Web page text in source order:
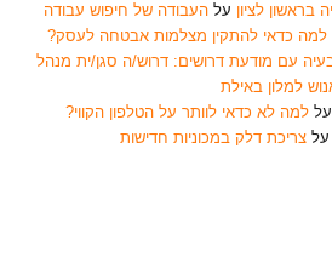
בראשון לציון עלהעבודה של חיפוש עבודה
למה כדאי להתקין מצלמות אבטחה לעסק?
עם מודעת דרושים: דרוש/ה סגן/ית מנהל
למלון באילת
עללמה לא כדאי לוותר על הטלפון הקווי?
עלצריכת דלק במכוניות חדישות